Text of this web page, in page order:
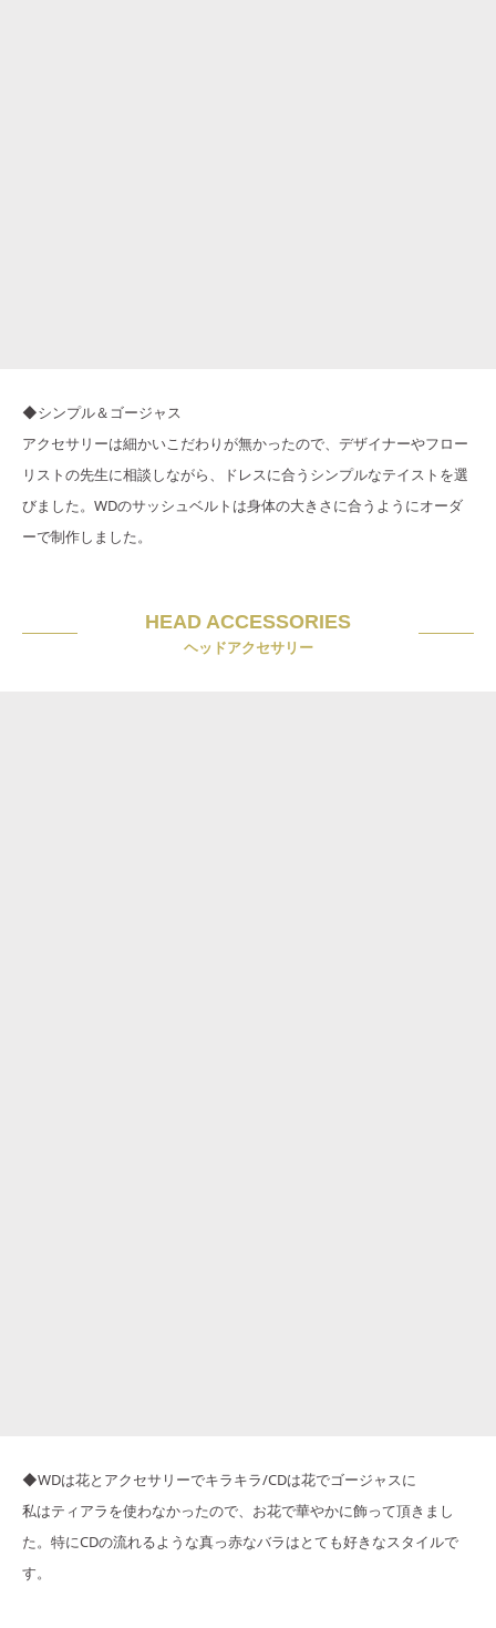
◆シンプル＆ゴージャス
アクセサリーは細かいこだわりが無かったので、デザイナーやフロー
リストの先生に相談しながら、ドレスに合うシンプルなテイストを選
びました。WDのサッシュベルトは身体の大きさに合うようにオーダ
ーで制作しました。
HEAD ACCESSORIES
ヘッドアクセサリー
◆WDは花とアクセサリーでキラキラ/CDは花でゴージャスに
私はティアラを使わなかったので、お花で華やかに飾って頂きまし
た。特にCDの流れるような真っ赤なバラはとても好きなスタイルで
す。